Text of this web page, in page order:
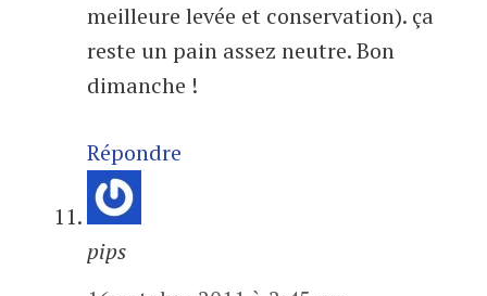
meilleure levée et conservation). ça
reste un pain assez neutre. Bon
dimanche !
Répondre
pips